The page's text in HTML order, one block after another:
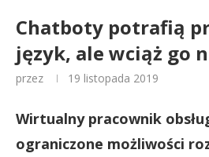
Chatboty potrafią
język, ale wciąż go
przez 19 listopada 2019
Wirtualny pracownik
ograniczone możliwości